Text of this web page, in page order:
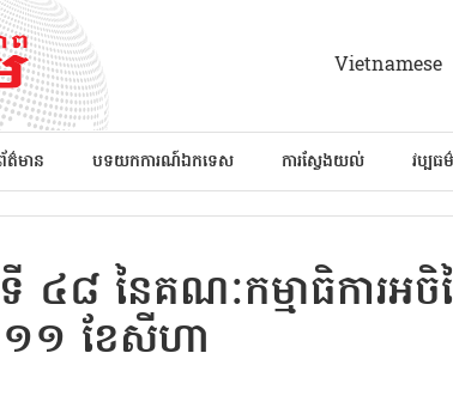
Vietnamese
ត៌មាន បទយកការណ៍ឯកទេស ការស្វែងយល់ វប្បធម៌
៨ នៃគណៈកម្មាធិការអចិន្
១១ ខែសីហា